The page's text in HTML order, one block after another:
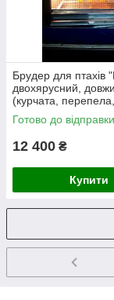
Брудер для птахів
двохярусний,
(курчата, перепела,
каченята, гусенята,
цесарята, фазанята)
Готово до відправки
12 400 ₴
Купити